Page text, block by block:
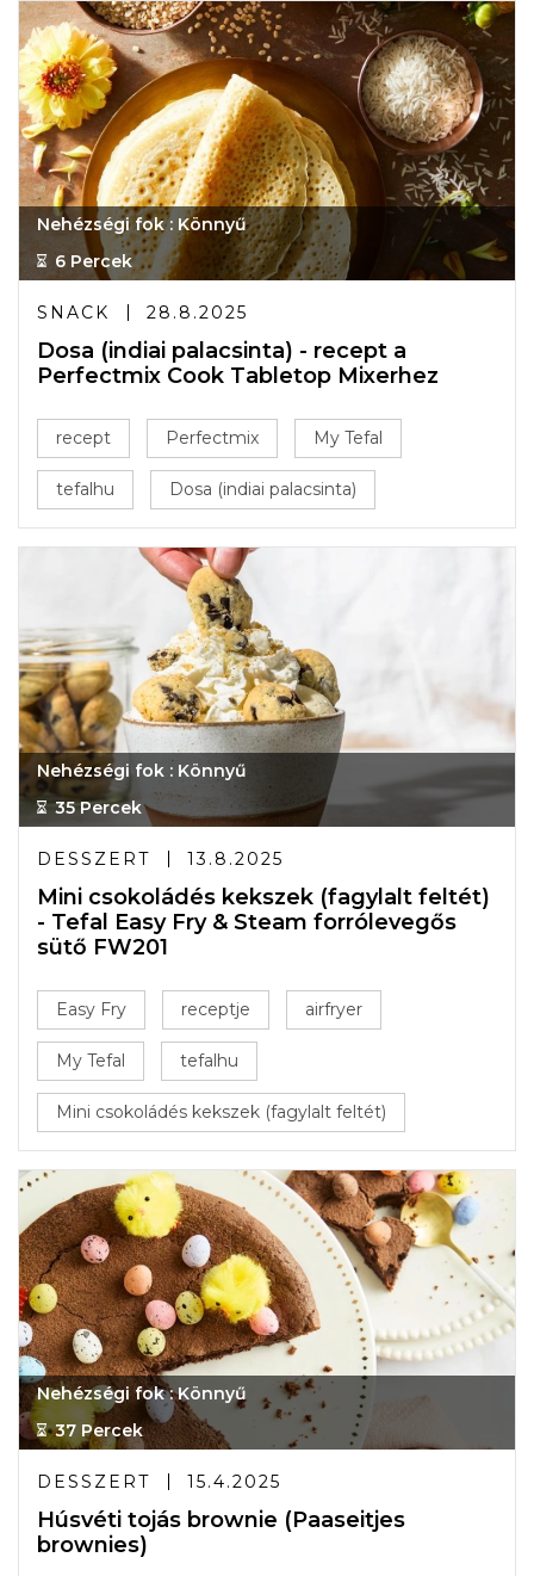
Nehézségi fok : Könnyű
6 Percek
SNACK 28.8.2025
Dosa (indiai palacsinta) - recept a
Perfectmix Cook Tabletop Mixerhez
recept Perfectmix My Tefal
tefalhu Dosa (indiai palacsinta)
Nehézségi fok : Könnyű
35 Percek
DESSZERT 13.8.2025
Mini csokoládés kekszek (fagylalt feltét)
- Tefal Easy Fry & Steam forrólevegős
sütő FW201
Easy Fry receptje airfryer
My Tefal tefalhu
Mini csokoládés kekszek (fagylalt feltét)
Nehézségi fok : Könnyű
37 Percek
DESSZERT 15.4.2025
Húsvéti tojás brownie (Paaseitjes
brownies)